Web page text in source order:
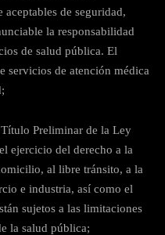
de seguridad,
la responsabilidad
de salud pública. El
servicios de atención médica
Preliminar de la Ley
ejercicio del derecho a la
al libre tránsito, a la
e industria, así como el
sujetos a las limitaciones
la salud pública;